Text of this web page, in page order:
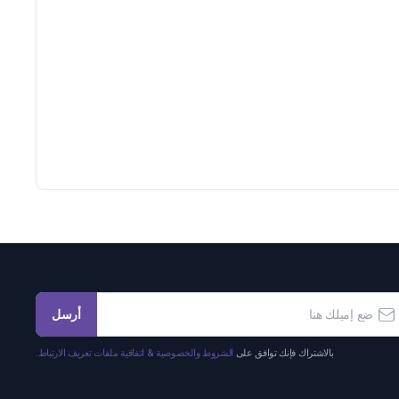
أرسل
بالاشتراك فإنك توافق على الشروط والخصوصية & اتفاقية ملفات تعريف الارتباط.